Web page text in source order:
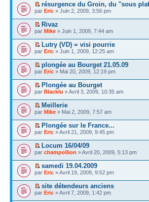
résurgence du Groin, du "sous
par Eric » Juin 2, 2009, 3:56 pm
Rivaz
par Mike » Juin 1, 2009, 7:44 am
Lutry (VD) = visi pourrie
par Eric » Juin 1, 2009, 12:25 am
plongée au Bourget 21.05.09
par Eric » Mai 20, 2009, 12:19 pm
Plongée au Bourget
par Blacklu » Avril 3, 2009, 10:35 am
Meillerie
par Mike » Mai 2, 2009, 7:57 am
Plongée sur le France...
par Eric » Avril 21, 2009, 9:45 pm
Locum 16/04/09
par champollion » Avril 20, 2009, 5:13 pm
samedi 19.04.2009
par Eric » Avril 19, 2009, 9:52 pm
site détendeurs anciens
par Eric » Avril 7, 2009, 1:42 pm